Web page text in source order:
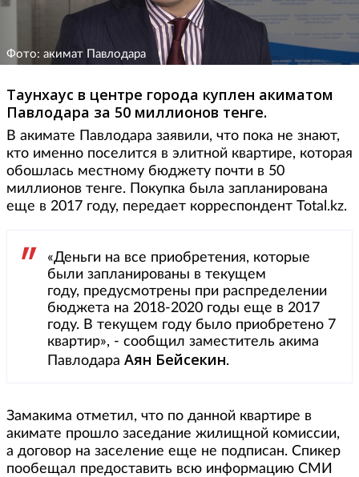
Фото: акимат Павлодара
Таунхаус в центре города куплен акиматом
Павлодара за 50 миллионов тенге.
В акимате Павлодара заявили, что пока не знают,
кто именно поселится в элитной квартире, которая
обошлась местному бюджету почти в 50
миллионов тенге. Покупка была запланирована
еще в 2017 году, передает корреспондент Total.kz.
«Деньги на все приобретения, которые
были запланированы в текущем
году, предусмотрены при распределении
бюджета на 2018-2020 годы еще в 2017
году. В текущем году было приобретено 7
квартир», - сообщил заместитель акима
Павлодара Аян Бейсекин.
Замакима отметил, что по данной квартире в
акимате прошло заседание жилищной комиссии,
а договор на заселение еще не подписан. Спикер
пообещал предоставить всю информацию СМИ